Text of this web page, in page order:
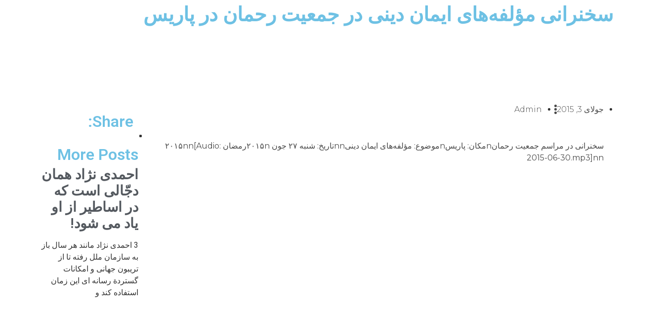
سخنرانى مؤلفه‌هاى ايمان دينى در جمعيت رحمان در پاريس
جولای 3, 2015 Admin
سخنرانى در مراسم جمعیت رحمانnمكان: پاريسnموضوع: مؤلفه‌هاى ايمان دينىnnتاريخ: شنبه ۲۷ جون ۲۰۱۵nرمضان ۲۰۱۵nn[Audio:
2015-06-30.mp3]nn
Share:
More Posts
احمدی نژاد همان
دجّالی است که
در اساطیر از او
یاد می شود!
3 احمدی نژاد مانند هر سال باز
به سازمان ملل رفته تا از
تریبون جهانی و امکانات
گستردة رسانه ای این زمان
استفاده کند و